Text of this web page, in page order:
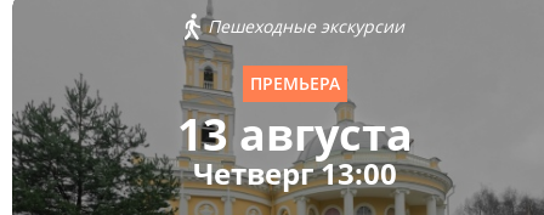
Пешеходные экскурсии
ПРЕМЬЕРА
13 августа
Четверг 13:00